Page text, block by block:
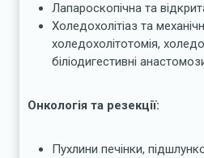
Лапароскопічна та
Холедохолітіаз та
холедохолітотомія,
біліодигестивні
Онкологія та резекції:
Пухлини печінки,